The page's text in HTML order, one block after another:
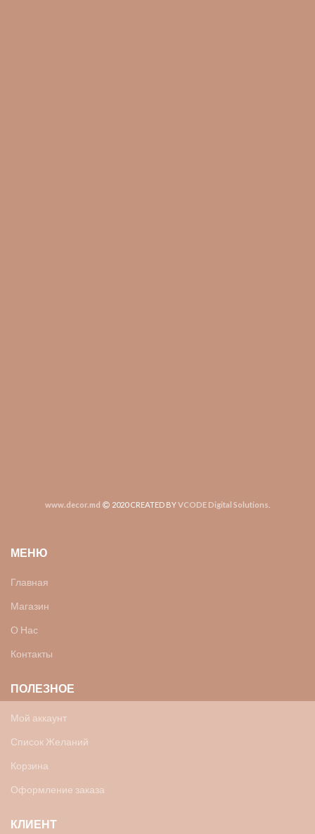
www.decor.md 2020 CREATED BYVCODE Digital Solutions
МЕНЮ
Главная
Магазин
О Нас
Контакты
ПОЛЕЗНОЕ
Мой аккаунт
Список Желаний
Корзина
Оформление заказа
КЛИЕНТ